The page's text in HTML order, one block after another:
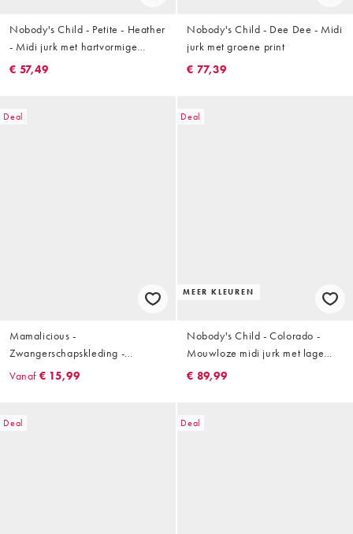
Nobody's Child - Petite - Heather
- Midi jurk met hartvormige
halslijn in groen met stippen
€ 57,49
Nobody's Child - Dee Dee - Midi
jurk met groene print
€ 77,39
Deal
Mamalicious -
Zwangerschapskleding -
Geribbelde midi jurk met
Vanaf € 15,99
Deal
MEER KLEUREN
Nobody's Child - Colorado -
Mouwloze midi jurk met lage
ronde hals in olijfgroen
€ 89,99
Deal Deal